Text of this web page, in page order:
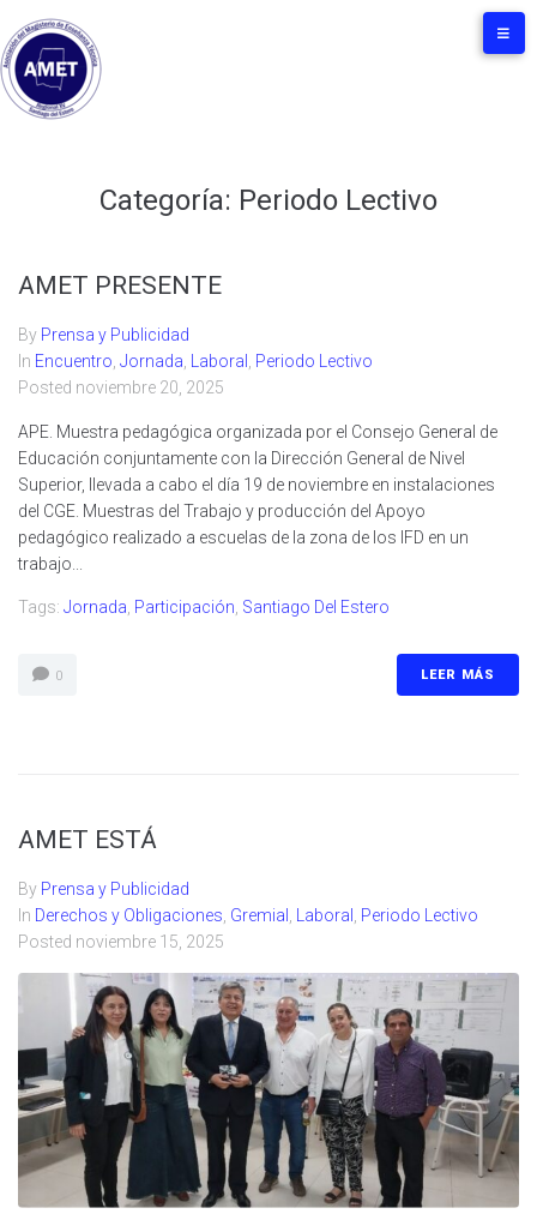
Categoría: Periodo Lectivo
AMET PRESENTE
By Prensa y Publicidad
In Encuentro Jornada Laboral
Periodo Lectivo
Posted noviembre 20, 2025
APE. Muestra pedagógica organizada por el Consejo General de
Educación conjuntamente con la Dirección General de Nivel
Superior, llevada a cabo el día 19 de noviembre en instalaciones
del CGE. Muestras del Trabajo y producción del Apoyo
pedagógico realizado a escuelas de la zona de los IFD en un
trabajo...
Tags: Jornada Participación Santiago Del Estero
0 LEER MÁS
AMET ESTÁ
By Prensa y Publicidad
In Derechos y Obligaciones Gremial Laboral
Periodo Lectivo
Posted noviembre 15, 2025